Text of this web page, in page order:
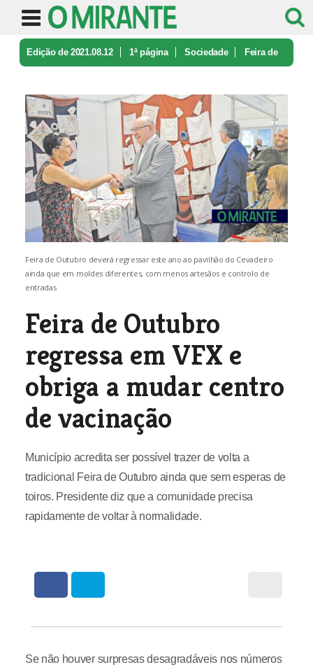
Edição de 2021.08.12 1ª página Sociedade Feira de
Feira de Outubro deverá regressar este ano ao pavilhão do Cevadeiro
ainda que em moldes diferentes, com menos artesãos e controlo de
entradas
Feira de Outubro
regressa em VFX e
obriga a mudar centro
de vacinação
Município acredita ser possível trazer de volta a
tradicional Feira de Outubro ainda que sem esperas de
toiros. Presidente diz que a comunidade precisa
rapidamente de voltar à normalidade.
Se não houver surpresas desagradáveis nos números